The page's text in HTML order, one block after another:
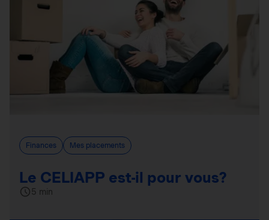
Finances Mes placements
Le CELIAPP est-il pour vous?
5 min